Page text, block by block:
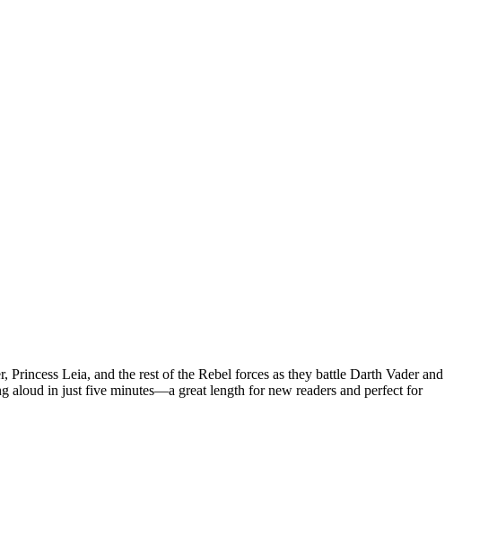
Leia, and the rest of the Rebel forces as they battle Darth Vader and
aloud in just five minutes—a great length for new readers and perfect for